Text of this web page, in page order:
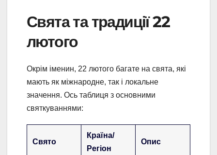
Свята та традиції 22
лютого
Окрім іменин, 22 лютого багате на свята, які
мають як міжнародне, так і локальне
значення. Ось таблиця з основними
святкуваннями:
Свято
Країна/
Регіон
Опис